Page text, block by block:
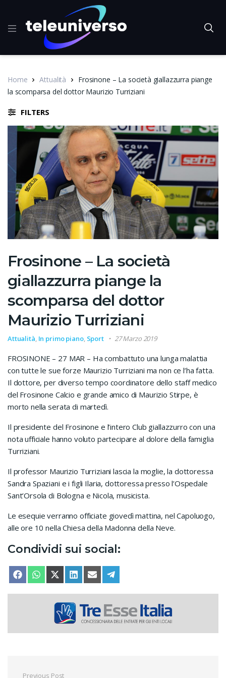
Home Attualità
Frosinone – La società giallazzurra piange
la scomparsa del dottor Maurizio Turriziani
FILTERS
Frosinone – La società
giallazzurra piange la
scomparsa del dottor
Maurizio Turriziani
Attualità, In primo piano, Sport 27 Marzo 2019
FROSINONE – 27 MAR – Ha combattuto una lunga malattia
con tutte le sue forze Maurizio Turriziani ma non ce l’ha fatta.
Il dottore, per diverso tempo coordinatore dello staff medico
del Frosinone Calcio e grande amico di Maurizio Stirpe, è
morto nella serata di martedì.
Il presidente del Frosinone e l’intero Club giallazzurro con una
nota ufficiale hanno voluto partecipare al dolore della famiglia
Turriziani.
Il professor Maurizio Turriziani lascia la moglie, la dottoressa
Sandra Spaziani e i figli Ilaria, dottoressa presso l’Ospedale
Sant’Orsola di Bologna e Nicola, musicista.
Le esequie verranno officiate giovedì mattina, nel Capoluogo,
alle ore 10 nella Chiesa della Madonna della Neve.
Condividi sui social:
SHARE ON
FACEBOOKSHARE ON
WHATSAPPSHARE ON
X (TWITTER)
SHARE ON
LINKEDINSHARE ON
EMAIL
Previous Post